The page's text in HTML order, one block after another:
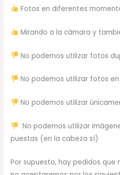
Fotos en diferentes
Mirando a la cámara y
No podemos utilizar fotos
No podemos utilizar fotos
No podemos utilizar
No podemos utilizar
puestas (en la cabeza sí)
Por supuesto, hay pedidos